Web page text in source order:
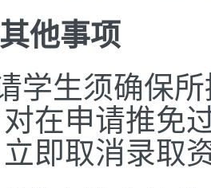
他事项
学生须确保
在申请推免
即取消录取